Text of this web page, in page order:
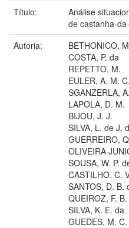
Título:
Análise
de castanha­-
Autoria:
BETHONICO,
COSTA, P. da
REPETTO, M.
EULER, A. M. C.
SGANZERLA, A.
LAPOLA, D. M.
BIJOU, J. J.
SILVA, L. de J.
GUERREIRO,
OLIVEIRA
SOUSA, W. P.
CASTILHO, C.
SANTOS, D. B.
QUEIROZ, F.
SILVA, K. E. da
GUEDES, M. C.